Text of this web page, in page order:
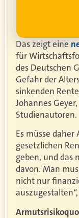
Das zeigt eine
für
des Deutschen
Gefahr der
sinkenden
Johannes
Studienautoren.
Es müsse
gesetzlichen
geben, und das
davon. Man
nicht nur